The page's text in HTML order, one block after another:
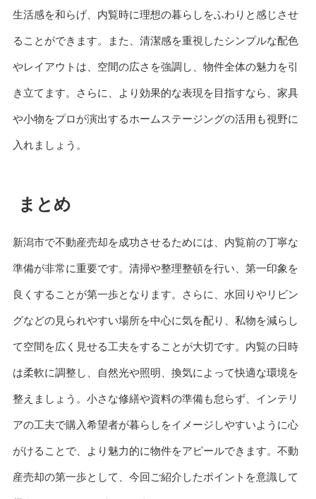
生活感を和らげ、内覧時に理想の暮らしをふわりと感じさせ
ることができます。また、清潔感を重視したシンプルな配色
やレイアウトは、空間の広さを強調し、物件全体の魅力を引
き立てます。さらに、より効果的な表現を目指すなら、家具
や小物をプロが演出するホームステージングの活用も視野に
入れましょう。
まとめ
新潟市で不動産売却を成功させるためには、内覧前の丁寧な
準備が非常に重要です。清掃や整理整頓を行い、第一印象を
良くすることが第一歩となります。さらに、水回りやリビン
グなどの見られやすい場所を中心に気を配り、私物を減らし
て空間を広く見せる工夫をすることが大切です。内覧の日時
は柔軟に調整し、自然光や照明、換気によって快適な環境を
整えましょう。小さな修繕や資料の準備も怠らず、インテリ
アの工夫で購入希望者が暮らしをイメージしやすいように心
がけることで、より魅力的に物件をアピールできます。不動
産売却の第一歩として、今回ご紹介したポイントを意識して